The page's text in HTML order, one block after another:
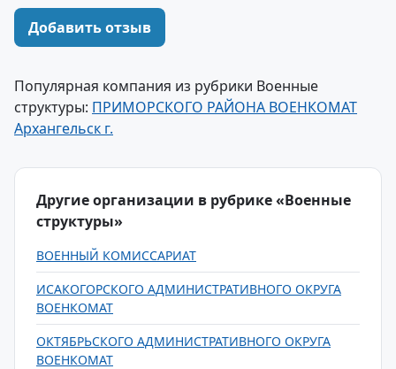
Добавить отзыв
Популярная компания из рубрики Военные
структуры: ПРИМОРСКОГО РАЙОНА ВОЕНКОМАТ
Архангельск г.
Другие организации в рубрике «Военные
структуры»
ВОЕННЫЙ КОМИССАРИАТ
ИСАКОГОРСКОГО АДМИНИСТРАТИВНОГО ОКРУГА
ВОЕНКОМАТ
ОКТЯБРЬСКОГО АДМИНИСТРАТИВНОГО ОКРУГА
ВОЕНКОМАТ